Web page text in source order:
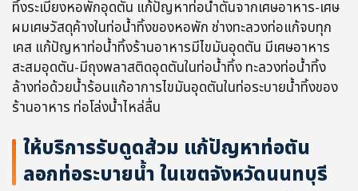
ทิ้งระเบียงหอพักอุดตัน แก้ปัญหาท่อน้ำตันจากเศษอาหาร-เศษ
ผมเศษวัสดุค้างในท่อน้ำทิ้งของหอพัก ช่างทะลวงท่อแก้จบทุก
เคส แก้ปัญหาท่อน้ำทิ้งร้านอาหารมีไขมันอุดตัน มีเศษอาหาร
สะสมอุดตัน-มีถุงพลาสติดอุดตันในท่อน้ำทิ้ง ทะลวงท่อน้ำทิ้ง
ล้างท่อด้วยน้ำร้อนแก้อาการไขมันอุดตันในท่อระบายน้ำทิ้งของ
ร้านอาหาร ท่อโล่งน้ำไหล่ลื่น
ให้บริการรับดูดส้วม แก้ปัญหาท่อตัน
ลอกท่อระบายน้ำ ในเขตจังหวัดนนทบุรี